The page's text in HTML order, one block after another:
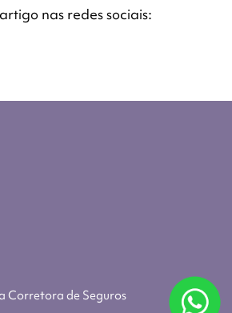
nas redes sociais:
Corretora de Seguros